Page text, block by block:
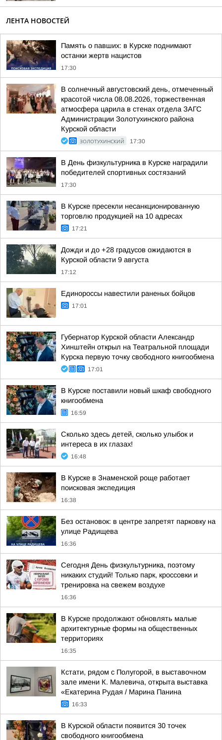
ЛЕНТА НОВОСТЕЙ
Память о павших: в Курске поднимают
останки жертв нацистов
17:30
В солнечный августовский день, отмеченный
красотой числа 08.08.2026, торжественная
атмосфера царила в стенах отдела ЗАГС
Администрации Золотухинского района
Курской области
ЗОЛОТУХИНСКИЙ 17:30
В День физкультурника в Курске наградили
победителей спортивных состязаний
17:30
В Курске пресекли несанкционированную
торговлю продукцией на 10 адресах
17:21
Дожди и до +28 градусов ожидаются в
Курской области 9 августа
17:12
Единороссы навестили раненых бойцов
17:01
Губернатор Курской области Александр
Хинштейн открыл на Театральной площади
Курска первую точку свободного книгообмена
17:01
В Курске поставили новый шкаф свободного
книгообмена
16:59
Сколько здесь детей, сколько улыбок и
интереса в их глазах!
16:48
В Курске в Знаменской роще работает
поисковая экспедиция
16:38
Без остановок: в центре запретят парковку на
улице Радищева
16:36
Сегодня День физкультурника, поэтому
никаких студий! Только парк, кроссовки и
тренировка на свежем воздухе
16:36
В Курске продолжают обновлять малые
архитектурные формы на общественных
территориях
16:35
Кстати, рядом с Полугорой, в выставочном
зале имени К. Малевича, открыта выставка
«Екатерина Рудая / Марина Панина
16:33
В Курской области появится 30 точек
свободного книгообмена